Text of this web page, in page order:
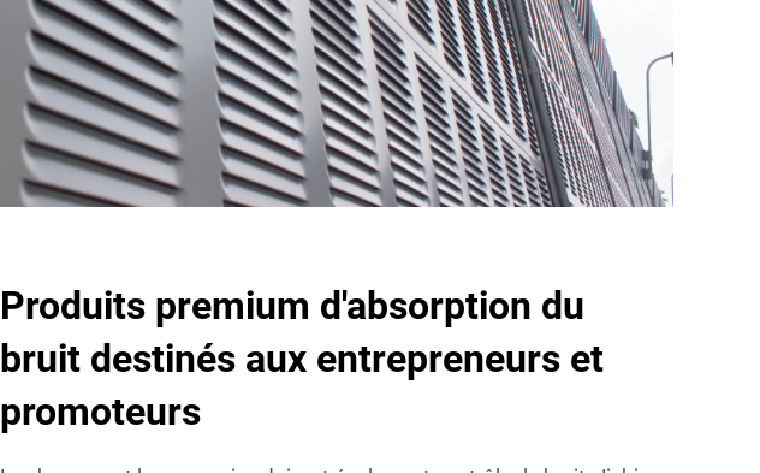
Produits premium d'absorption du
bruit destinés aux entrepreneurs et
promoteurs